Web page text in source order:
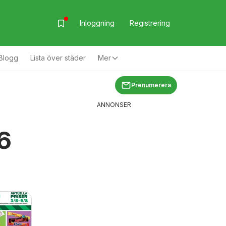
Inloggning Registrering
Lista över städer Mer
Prenumerera
ANNONSER